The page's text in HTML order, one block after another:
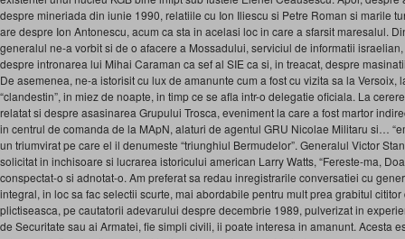
despre mineriada din iunie 1990, relatiile cu Ion Iliescu si Petre Roman si marile
are despre Ion Antonescu, acum ca sta in acelasi loc in care a sfarsit maresalul.
generalul ne-a vorbit si de o afacere a Mossadului, serviciul de informatii
despre intronarea lui Mihai Caraman ca sef al SIE ca si, in treacat, despre
De asemenea, ne-a istorisit cu lux de amanunte cum a fost cu vizita sa la Versoix,
“clandestin”, in miez de noapte, in timp ce se afla intr-o delegatie oficiala. La
relatat si despre asasinarea Grupului Trosca, eveniment la care a fost martor
in centrul de comanda de la MApN, alaturi de agentul GRU Nicolae Militaru si…
un triumvirat pe care el il denumeste “triunghiul Bermudelor”. Generalul Victor
solicitat in inchisoare si lucrarea istoricului american Larry Watts, “Fereste-ma,
conspectat-o si adnotat-o. Am preferat sa redau inregistrarile conversatiei cu
integral, in loc sa fac selectii scurte, mai abordabile pentru mult prea grabitul
plictiseasca, pe cautatorii adevarului despre decembrie 1989, pulverizat in
de Securitate sau ai Armatei, fie simpli civili, ii poate interesa in amanunt. Acesta